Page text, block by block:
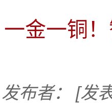
一金一铜
发布者：
[发